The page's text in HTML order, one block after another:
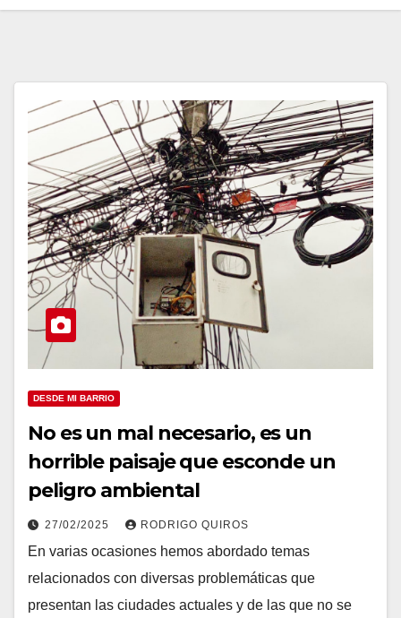
DESDE MI BARRIO
No es un mal necesario, es un
horrible paisaje que esconde un
peligro ambiental
27/02/2025 RODRIGO QUIROS
En varias ocasiones hemos abordado temas
relacionados con diversas problemáticas que
presentan las ciudades actuales y de las que no se